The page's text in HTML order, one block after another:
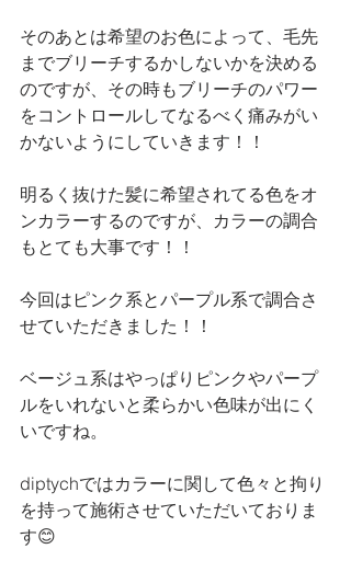
そのあとは希望のお色によって、毛先
までブリーチするかしないかを決める
のですが、その時もブリーチのパワー
をコントロールしてなるべく痛みがい
かないようにしていきます！！
明るく抜けた髪に希望されてる色をオ
ンカラーするのですが、カラーの調合
もとても大事です！！
今回はピンク系とパープル系で調合さ
せていただきました！！
ベージュ系はやっぱりピンクやパープ
ルをいれないと柔らかい色味が出にく
いですね。
diptychではカラーに関して色々と拘り
を持って施術させていただいておりま
す😊